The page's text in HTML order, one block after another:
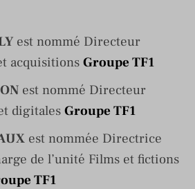
est nommé Directeur
acquisitions Groupe TF1
est nommé Directeur
digitales Groupe TF1
est nommée Directrice
de l’unité Films et fictions
TF1